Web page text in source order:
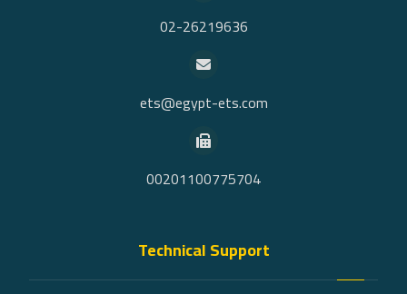
02-26219636
ets@egypt-ets.com
00201100775704
Technical Support